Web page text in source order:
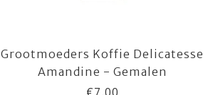
Grootmoeders Koffie Delicatesse
Amandine - Gemalen
€7,00